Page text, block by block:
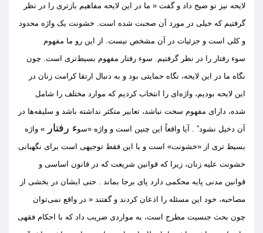
لایحه نیز تو ضیح داد و گفت « ما در این لایحه مفاهیم بازتری را در نظر
گرفتیم که خیلی در مورد آن صحبت شده است خشونت یک واژه محدود
و کلی است و جزئیات در آن مشخص نیست
از این رو ما مفهوم
سوء رفتار را در نظر گرفتیم سوء رفتار مفهوم بسیط‌تری است چون
نگاه ما در این لایحه، نگاه حمایتی بود و به دنبال ارتقا کرامت زنان در
این لایحه بودیم، واژه‌ای را انتخاب کردیم که موارد مختلف را شامل
شده، دارای مفهوم سخت نباشد، تعابیر متکثر نداشته باشد و سلیقه‌ها در
آن دخیل نشود” آیا واقعاً این چنین است و واژه «سوء رفتار » واژ ه
بسیط تری از «خشونت» است و یا این فقط توجیهی است برای نگهبانی
خشونت علیه زنان، زیراکه قوانین شریعت که در قانون اساسی و
قوانین مدنی پایه محکمی دارد پای برجا بماند حتی ایشان در بخشی از
مصاحبه، خود این مسئله را اذعان کردند و گفتند « در واقع نمی‌توان
چون بحث جنسیت مطرح است، به مواردی ضریب داد که با احکام فقهی